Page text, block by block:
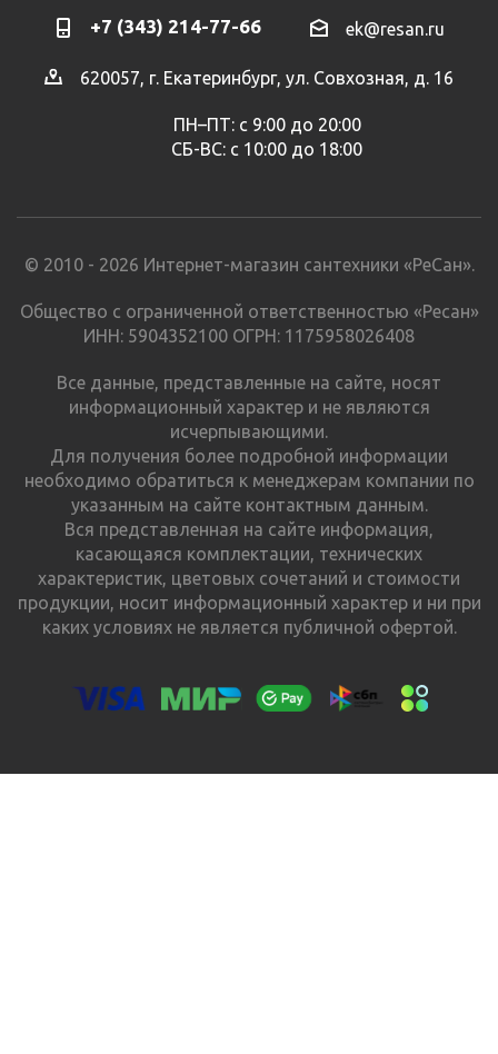
+7 (343) 214-77-66 ek@resan.ru
620057, г. Екатеринбург, ул. Совхозная, д. 16
ПН–ПТ: с 9:00 до 20:00
СБ-ВС: с 10:00 до 18:00
© 2010 - 2026 Интернет-магазин сантехники «РеСан».
Общество с ограниченной ответственностью «Ресан»
ИНН: 5904352100 ОГРН: 1175958026408
Все данные, представленные на сайте, носят
информационный характер и не являются
исчерпывающими.
Для получения более подробной информации
необходимо обратиться к менеджерам компании по
указанным на сайте контактным данным.
Вся представленная на сайте информация,
касающаяся комплектации, технических
характеристик, цветовых сочетаний и стоимости
продукции, носит информационный характер и ни при
каких условиях не является публичной офертой.